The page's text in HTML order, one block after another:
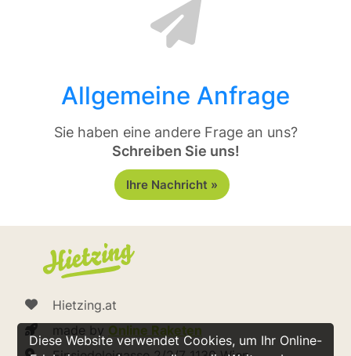
Diese Website verwendet Cookies, um Ihr Online-
Allgemeine Anfrage
Sie haben eine andere Frage an uns?
Schreiben Sie uns!
Ihre Nachricht »
Hietzing.at
made by Online Raketen